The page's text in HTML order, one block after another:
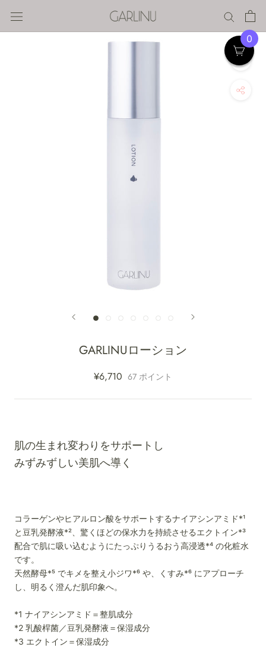
ッ
GARLINUローション
¥6,710 67 ポイント
肌の生まれ変わりをサポートし
みずみずしい美肌へ導く
コラーゲンやヒアルロン酸をサポートするナイアシンアミド*¹
と豆乳発酵液*²、驚くほどの保水力を持続させるエクトイン*³
配合で肌に吸い込むようにたっぷりうるおう高浸透*⁴ の化粧水
です。
天然酵母*⁵ でキメを整え小ジワ*⁶ や、くすみ*⁶ にアプローチ
し、明るく澄んだ肌印象へ。
*1 ナイアシンアミド＝整肌成分
*2 乳酸桿菌／豆乳発酵液＝保湿成分
*3 エクトイン＝保湿成分
0